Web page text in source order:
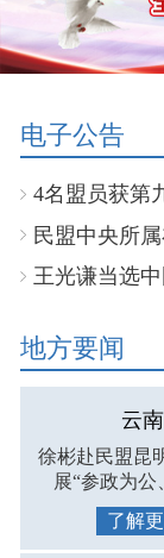
电子公告
4名盟员获第
民盟中央所
王光谦当选
地方要闻
云南
徐彬赴民盟昆
展“参政为公
了解